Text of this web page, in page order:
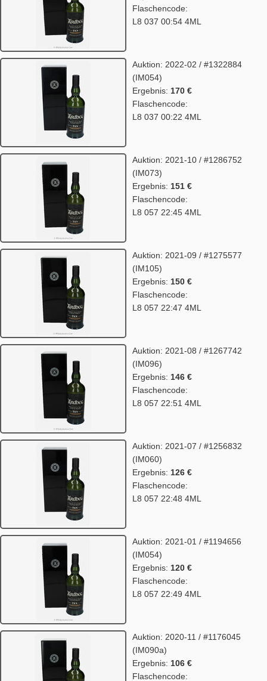
Flaschencode:
L8 037 00:54 4ML
Auktion: 2022-02 / #1322884
(IM054)
Ergebnis: 170 €
Flaschencode:
L8 037 00:22 4ML
Auktion: 2021-10 / #1286752
(IM073)
Ergebnis: 151 €
Flaschencode:
L8 057 22:45 4ML
Auktion: 2021-09 / #1275577
(IM105)
Ergebnis: 150 €
Flaschencode:
L8 057 22:47 4ML
Auktion: 2021-08 / #1267742
(IM096)
Ergebnis: 146 €
Flaschencode:
L8 057 22:51 4ML
Auktion: 2021-07 / #1256832
(IM060)
Ergebnis: 126 €
Flaschencode:
L8 057 22:48 4ML
Auktion: 2021-01 / #1194656
(IM054)
Ergebnis: 120 €
Flaschencode:
L8 057 22:49 4ML
Auktion: 2020-11 / #1176045
(IM090a)
Ergebnis: 106 €
Flaschencode: